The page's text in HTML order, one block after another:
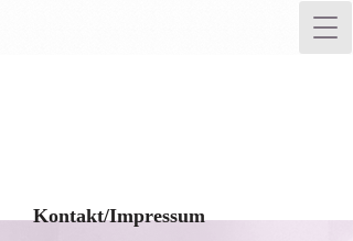
Kontakt/Impressum